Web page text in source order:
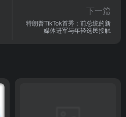
下一篇
特朗普TikTok首秀：前总统的新
媒体进军与年轻选民接触